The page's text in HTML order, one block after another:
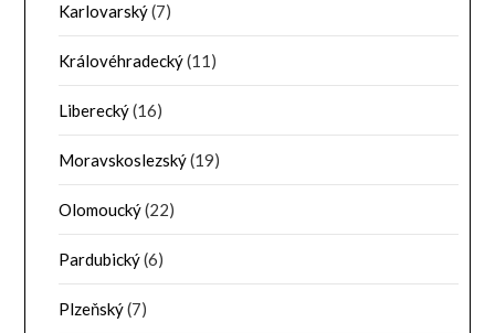
Karlovarský(7)
Královéhradecký(11)
Liberecký(16)
Moravskoslezský(19)
Olomoucký(22)
Pardubický(6)
Plzeňský(7)